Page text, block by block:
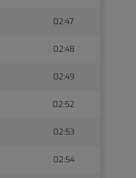
02:47
02:48
02:49
02:52
02:53
02:54